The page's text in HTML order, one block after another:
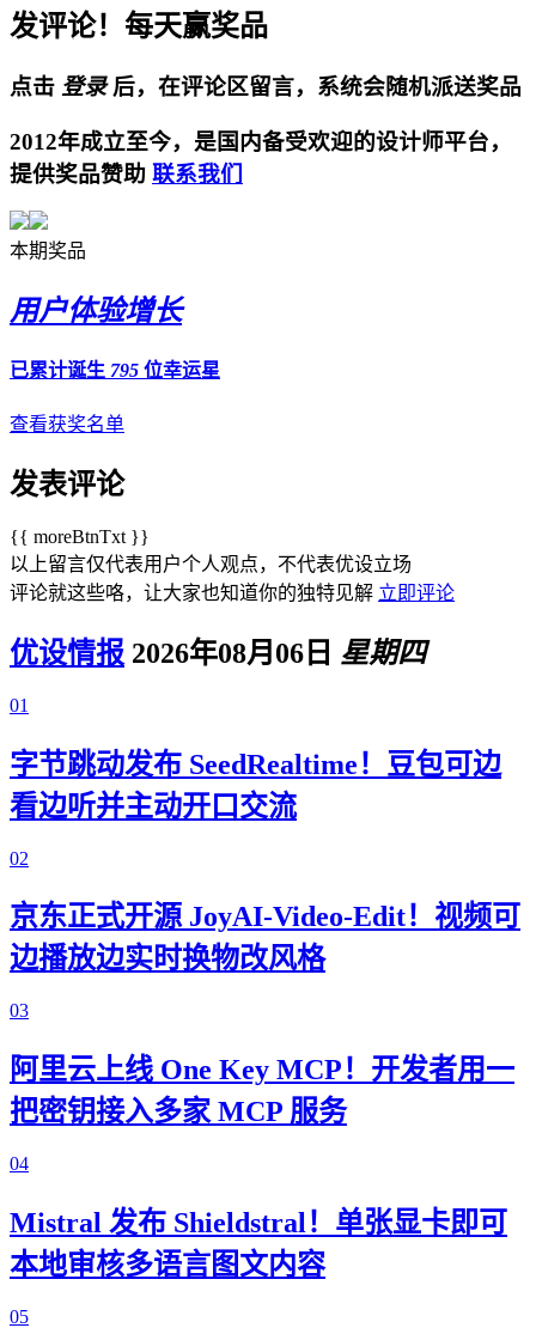
发评论！每天赢奖品
点击 登录后，在评论区留言，系统会随机派送奖品
2012年成立至今，是国内备受欢迎的设计师平台，
提供奖品赞助 联系我们
本期奖品
用户体验增长
已累计诞生 795 位幸运星
查看获奖名单
发表评论
{{ moreBtnTxt }}
以上留言仅代表用户个人观点，不代表优设立场
评论就这些咯，让大家也知道你的独特见解 立即评论
优设情报 2026年08月06日 星期四
01
字节跳动发布 SeedRealtime！豆包可边
看边听并主动开口交流
02
京东正式开源 JoyAI-Video-Edit！视频可
边播放边实时换物改风格
03
阿里云上线 One Key MCP！开发者用一
把密钥接入多家 MCP 服务
04
Mistral 发布 Shieldstral！单张显卡即可
本地审核多语言图文内容
05